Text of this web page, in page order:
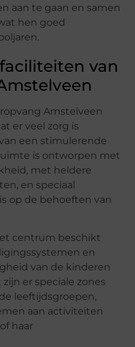
aan te gaan en samen
hen goed
van
Amstelveen
er veel zorg is
een stimulerende
is ontworpen met
met heldere
en speciaal
op de behoeften van
centrum beschikt
en
van de kinderen
er speciale zones
leeftijdsgroepen,
aan activiteiten
haar